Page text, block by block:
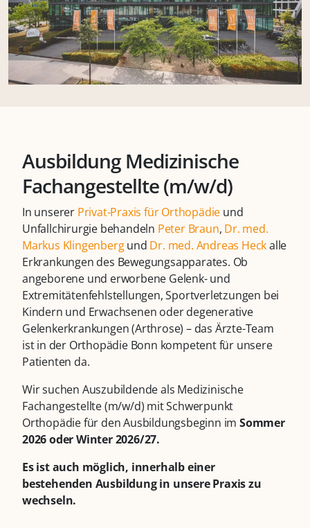
Ausbildung Medizinische
Fachangestellte (m/w/d)
In unserer Privat-Praxis für Orthopädie und
Unfallchirurgie behandeln Peter Braun, Dr. med.
Markus Klingenbergund Dr. med. Andreas Heckalle
Erkrankungen des Bewegungsapparates. Ob
angeborene und erworbene Gelenk- und
Extremitätenfehlstellungen, Sportverletzungen bei
Kindern und Erwachsenen oder degenerative
Gelenkerkrankungen (Arthrose) – das Ärzte-Team
ist in der Orthopädie Bonn kompetent für unsere
Patienten da.
Wir suchen Auszubildende als Medizinische
Fachangestellte (m/w/d) mit Schwerpunkt
Orthopädie für den Ausbildungsbeginn im Sommer
2026 oder Winter 2026/27.
Es ist auch möglich, innerhalb einer
bestehenden Ausbildung in unsere Praxis zu
wechseln.